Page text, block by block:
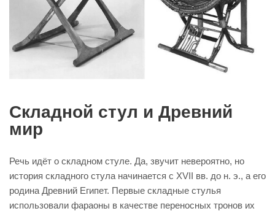
Складной стул и Древний
мир
Речь идёт о складном стуле. Да, звучит невероятно, но
история складного стула начинается с XVII вв. до н. э., а его
родина Древний Египет. Первые складные стулья
использовали фараоны в качестве переносных тронов их